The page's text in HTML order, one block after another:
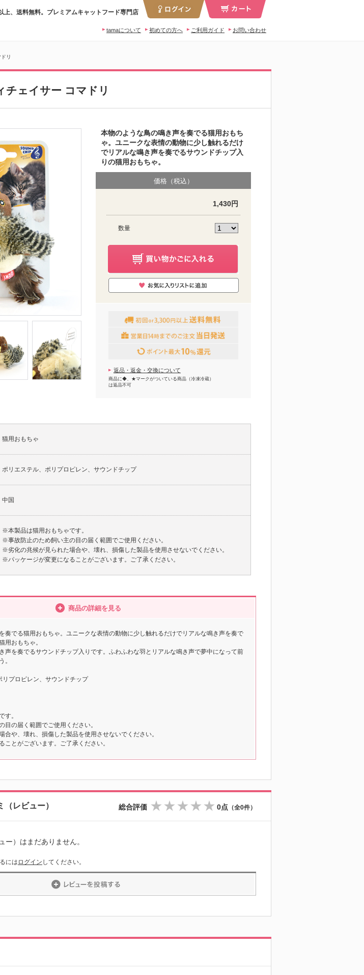
上、送料無料。プレミアムキャットフード専門店
お問い合わせ
ご利用ガイド
初めての方へ
tamaについて
リ
チェイサー コマドリ
本物のような鳥の鳴き声を奏でる猫用おもち
ゃ。ユニークな表情の動物に少し触れるだけ
でリアルな鳴き声を奏でるサウンドチップ入
りの猫用おもちゃ。
価格（税込）
1,430円
数量
返品・返金・交換について
商品に◆、★マークがついている商品（冷凍冷蔵）
は返品不可
猫用おもちゃ
ポリエステル、ポリプロピレン、サウンドチップ
中国
※本製品は猫用おもちゃです。
※事故防止のため飼い主の目の届く範囲でご使用ください。
※劣化の兆候が見られた場合や、壊れ、損傷した製品を使用させないでください。
※パッケージが変更になることがございます。ご了承ください。
商品の詳細を見る
奏でる猫用おもちゃ。ユニークな表情の動物に少し触れるだけでリアルな鳴き声を奏で
用おもちゃ。
声を奏でるサウンドチップ入りです。ふわふわな羽とリアルな鳴き声で夢中になって前
。
リプロピレン、サウンドチップ
す。
の届く範囲でご使用ください。
や、壊れ、損傷した製品を使用させないでください。
とがございます。ご了承ください。
（レビュー） 総合評価 0点 （全0件）
ー）はまだありません。
には ログイン してください。